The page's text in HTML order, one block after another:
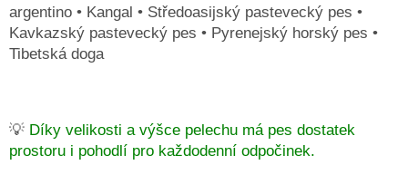
argentino • Kangal • Středoasijský pastevecký pes •
Kavkazský pastevecký pes • Pyrenejský horský pes •
Tibetská doga
💡 Díky velikosti a výšce pelechu má pes dostatek
prostoru i pohodlí pro každodenní odpočinek.